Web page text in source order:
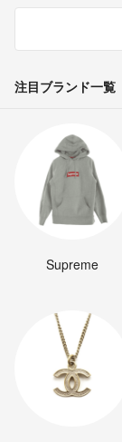
注目ブランド一覧
Supreme